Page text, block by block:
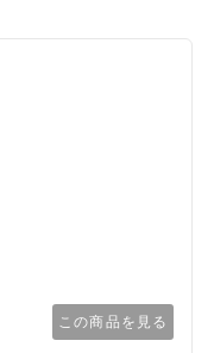
この商品を見る